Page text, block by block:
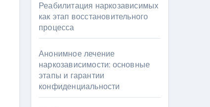
Реабилитация наркозависимых
как этап восстановительного
процесса
Анонимное лечение
наркозависимости: основные
этапы и гарантии
конфиденциальности